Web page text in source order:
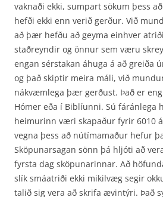
vaknaði ekki, sumpart sökum þess
hefði ekki enn verið gerður. Við
að þær hefðu að geyma einhver
staðreyndir og önnur sem væru
engan sérstakan áhuga á að greiða
og það skiptir meira máli, við
nákvæmlega þær gerðust. Það er
Hómer eða í Biblíunni. Sú fáránlega
heimurinn væri skapaður fyrir 6010
vegna þess að nútímamaður hefur
Sköpunarsagan sönn þá hljóti að
fyrsta dag sköpunar­innar. Að
slík smáatriði ekki mikilvæg segir
talið sig vera að skrifa ævintýri. Það